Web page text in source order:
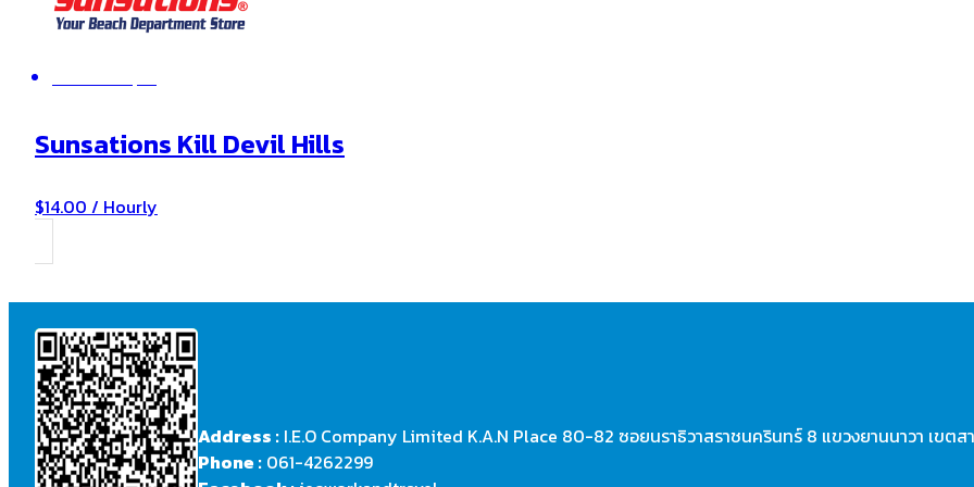
Sunsations Kill Devil Hills
$14.00 / Hourly
Address : I.E.O Company Limited K.A.N Place 80-82 ซอยนราธิวาสราชนครินทร์ 8 แขวงยานนาวา เขตส
Phone : 061-4262299